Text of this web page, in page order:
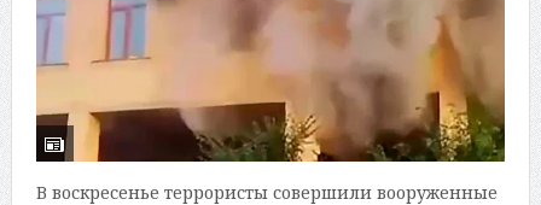
В воскресенье террористы совершили вооруженные